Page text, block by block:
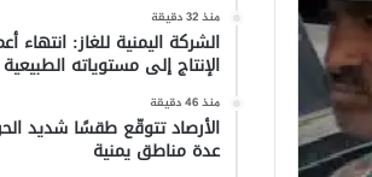
منذ 32 دقيقة
الشركة اليمنية للغاز: انتهاء
الإنتاج إلى مستوياته الطبيعية
منذ 46 دقيقة
الأرصاد تتوقّع طقسًا شديد
عدة مناطق يمنية